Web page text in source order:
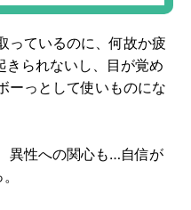
っているのに、何故か疲
られないし、目が覚め
ーっとして使いものにな
異性への関心も…自信が